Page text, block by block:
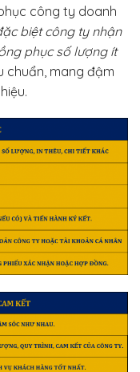
công ty doanh
biệt công ty nhận
phục số lượng ít
chuẩn, mang đậm